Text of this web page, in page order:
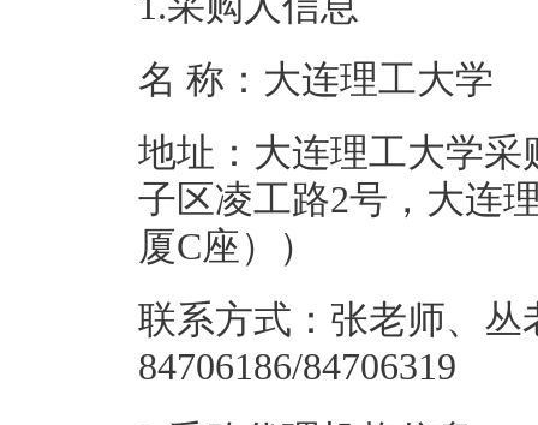
名 称：大连理
地址：大连理工大学采
子区凌工路2号，大连
厦C座）
联系方式：张老师、丛
84706186/